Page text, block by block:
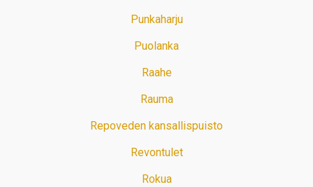
Punkaharju
Puolanka
Raahe
Rauma
Repoveden kansallispuisto
Revontulet
Rokua